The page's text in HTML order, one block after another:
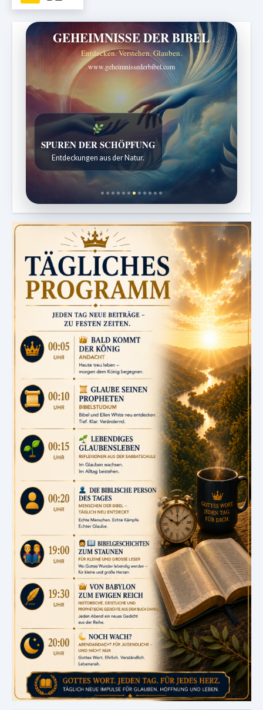
GEHEIMNISSE DER BIBEL
Entdecken. Verstehen. Glauben.
www.geheimnissederbibel.com
SPUREN DER SCHÖPFUNG
Entdeckungen aus der Natur.